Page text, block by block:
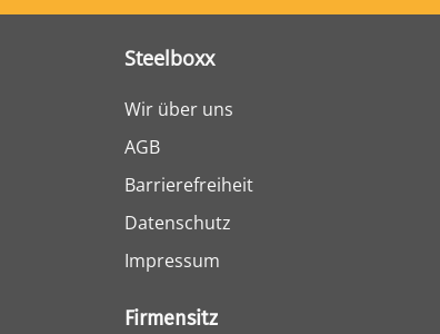
Steelboxx
Wir über uns
AGB
Barrierefreiheit
Datenschutz
Impressum
Firmensitz